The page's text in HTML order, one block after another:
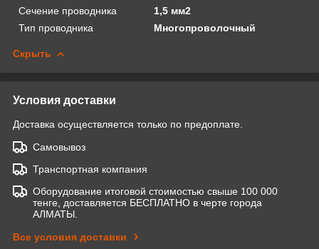
Сечение проводника
1,5 мм2
Тип проводника
Многопроволочный
Скрыть
Условия доставки
Доставка осуществляется только по предоплате.
Самовывоз
Транспортная компания
Оборудование итоговой стоимостью свыше 100 000
тенге, доставляется БЕСПЛАТНО в черте города
АЛМАТЫ.
Все условия доставки